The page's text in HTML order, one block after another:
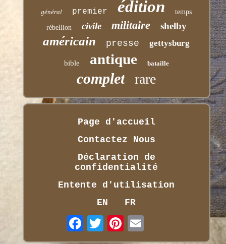
général premier édition temps
rébellion civile militaire shelby
américain presse gettysburg
bible antique bataille
complet rare
Page d'accueil
Contactez Nous
Déclaration de
confidentialité
Entente d'utilisation
EN
FR